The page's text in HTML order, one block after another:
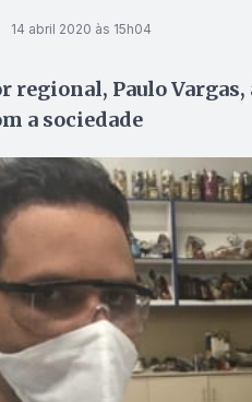
14 abril 2020 às 15h04
regional, Paulo
a sociedade